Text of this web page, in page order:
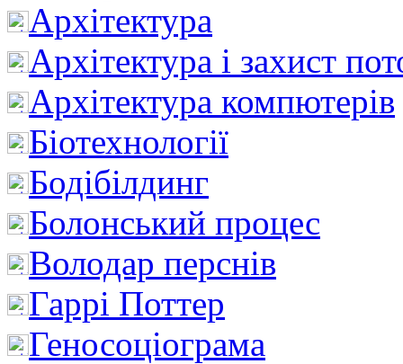
Архітектура
Архітектура і захист
Архітектура компютерів
Біотехнології
Бодібілдинг
Болонський процес
Володар перснів
Гаррі Поттер
Геносоціограма